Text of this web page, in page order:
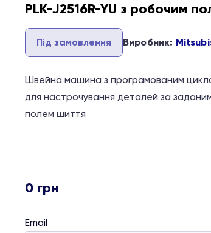
PLK-J2516R-YU з робочим
Під замовлення Виробник:
Швейна машина з програмованим
для настрочування деталей за
полем шиття
0 грн
Email